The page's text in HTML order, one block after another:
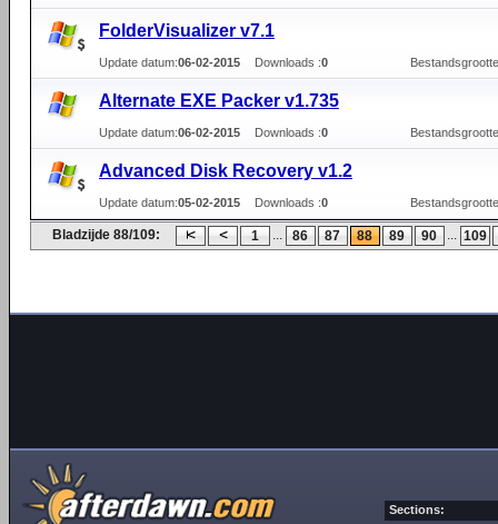
FolderVisualizer v7.1
Update datum:06-02-2015 Downloads :0
Alternate EXE Packer v1.735
Update datum:06-02-2015 Downloads :0
Advanced Disk Recovery v1.2
Update datum:05-02-2015 Downloads :0
Bladzijde 88/109: 1 ... 86 87 88 89 90 ... 109
Sections: